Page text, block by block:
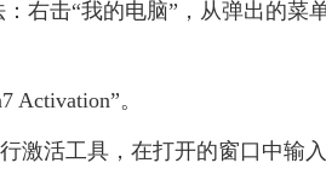
右击“我的电脑”，从弹出的菜
Activation”。
激活工具，在打开的窗口中输入